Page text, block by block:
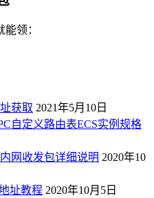
领：
获取 2021年5月10日
自定义路由表ECS实例规格
网收发包详细说明 2020年10
址教程 2020年10月5日